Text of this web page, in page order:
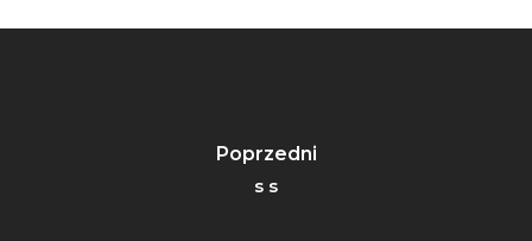
Poprzedni
s s